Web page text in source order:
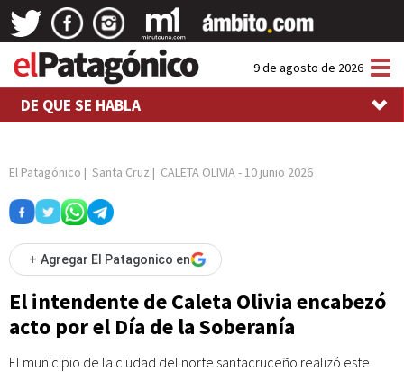
9 de agosto de 2026
DE QUE SE HABLA
El Patagónico | Santa Cruz | CALETA OLIVIA- 10 junio 2026
+ Agregar El Patagonico en
El intendente de Caleta Olivia encabezó
acto por el Día de la Soberanía
El municipio de la ciudad del norte santacruceño realizó este